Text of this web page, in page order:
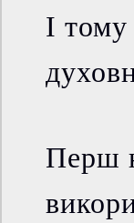
І
Перш